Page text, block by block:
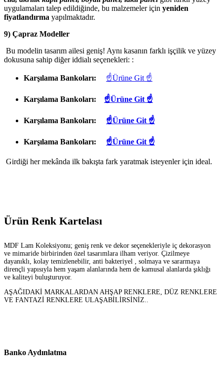
uygulamaları talep edildiğinde, bu malzemeler için yeniden
fiyatlandırma yapılmaktadır.
9) Çapraz Modeller
Bu modelin tasarım ailesi geniş! Aynı kasanın farklı işçilik ve yüzey
dokusuna sahip diğer iddialı seçenekleri: :
Karşılama Bankoları: ☝Ürüne Git ☝
Karşılama Bankoları: ☝Ürüne Git ☝
Karşılama Bankoları: ☝Ürüne Git ☝
Karşılama Bankoları: ☝Ürüne Git ☝
Girdiği her mekânda ilk bakışta fark yaratmak isteyenler için ideal.
Ürün Renk Kartelası
MDF Lam Koleksiyonu; geniş renk ve dekor seçenekleriyle iç dekorasyon
ve mimaride birbirinden özel tasarımlara ilham veriyor. Çizilmeye
dayanıklı, kolay temizlenebilir, anti bakteriyel , solmaya ve sararmaya
dirençli yapısıyla hem yaşam alanlarında hem de kamusal alanlarda şıklığı
ve kaliteyi buluşturuyor.
AŞAĞIDAKİ MARKALARDAN AHŞAP RENKLERE, DÜZ RENKLERE
VE FANTAZİ RENKLERE ULAŞABİLİRSİNİZ..
Banko Aydınlatma